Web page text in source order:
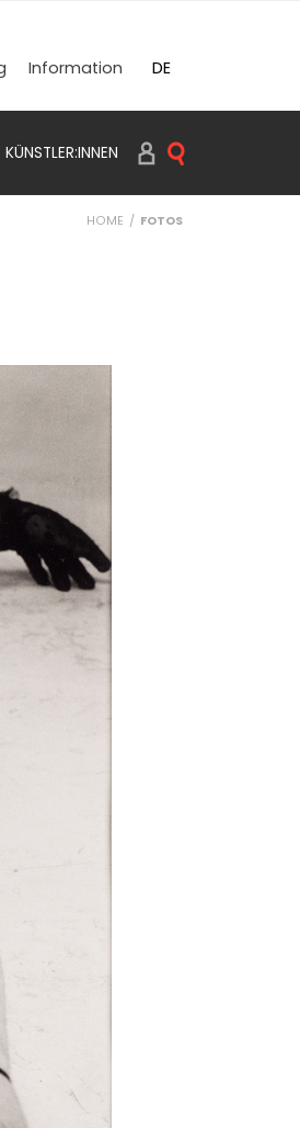
Information
DE
EN
KÜNSTLER:INNEN
SUCHEN PRINTS
HOME FOTOS